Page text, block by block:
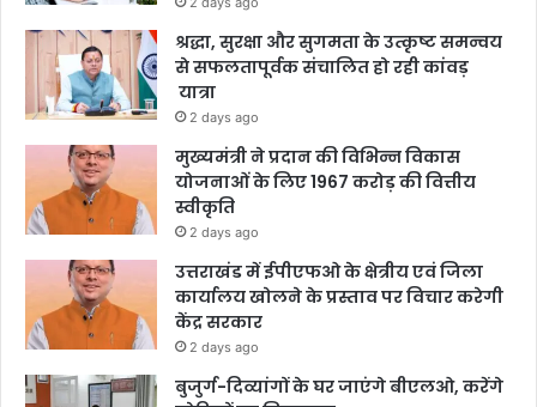
श्रद्धा, सुरक्षा और सुगमता के उत्कृष्ट समन्वय
से सफलतापूर्वक संचालित हो रही कांवड़
यात्रा
2 days ago
मुख्यमंत्री ने प्रदान की विभिन्न विकास
योजनाओं के लिए 1967 करोड़ की वित्तीय
स्वीकृति
2 days ago
उत्तराखंड में ईपीएफओ के क्षेत्रीय एवं जिला
कार्यालय खोलने के प्रस्ताव पर विचार करेगी
केंद्र सरकार
2 days ago
बुजुर्ग-दिव्यांगों के घर जाएंगे बीएलओ, करेंगे